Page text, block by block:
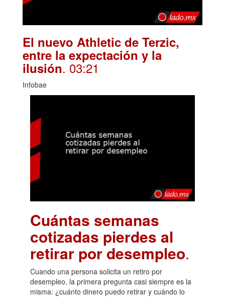
El nuevo Athletic de Terzic,
entre la expectación y la
ilusión. 03:21
Infobae
Cuántas semanas
cotizadas pierdes al
retirar por desempleo.
Cuando una persona solicita un retiro por
desempleo, la primera pregunta casi siempre es la
misma: ¿cuánto dinero puedo retirar y cuándo lo